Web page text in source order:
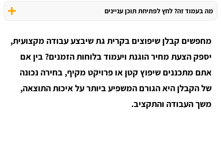
מה בעמוד זה? לחץ לפתיחת תוכן עניינים
מחפשים קבלן שיפוצים בקרית גת שיבצע עבודה מקצועית,
יספק הצעת מחיר הוגנת ויעמוד בלוחות הזמנים? בין אם
אתם מתכננים שיפוץ קטן או פרויקט מקיף, בחירה נכונה
של הקבלן היא הגורם המשפיע ביותר על איכות התוצאה,
משך העבודה והתקציב.